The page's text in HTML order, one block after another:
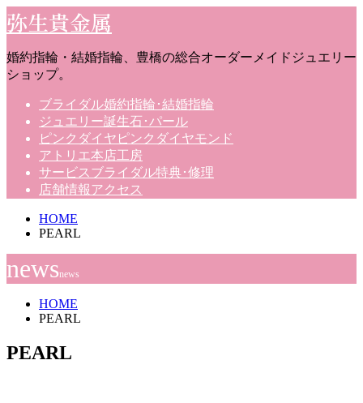
弥生貴金属
婚約指輪・結婚指輪、豊橋の総合オーダーメイドジュエリー
ショップ。
ブライダル婚約指輪･結婚指輪
ジュエリー誕生石･パール
ピンクダイヤ ピンクダイヤモンド
アトリエ本店工房
サービス ブライダル特典･修理
店舗情報アクセス
HOME
PEARL
newsnews
HOME
PEARL
PEARL